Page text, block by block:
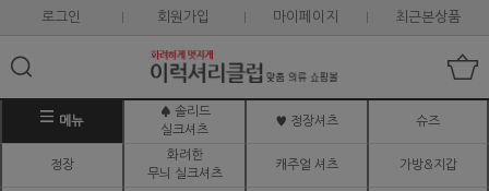
로그인 회원가입 마이페이지 최근본상품
메뉴
♠ 솔리드
실크셔츠
♥ 정장셔츠 슈즈
정장
화려한
무늬 실크셔츠
캐주얼 셔츠 가방&지갑